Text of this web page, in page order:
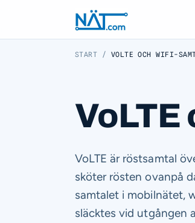
START / VOLTE OCH WIFI-
VoLTE
VoLTE är röstsamtal
sköter rösten ovanpå
samtalet i mobilnätet,
släcktes vid utgången